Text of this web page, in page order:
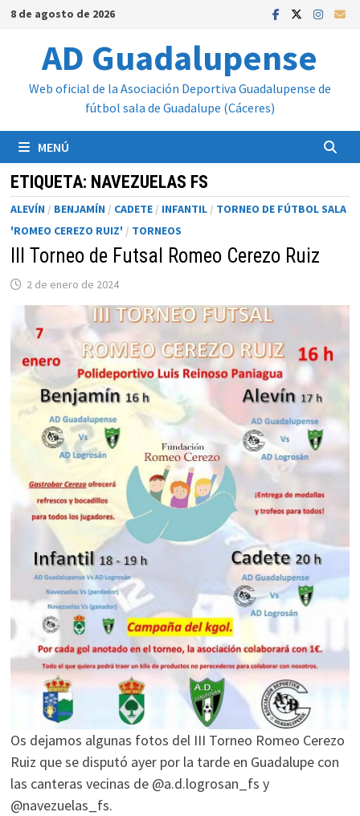
Saltar
contenido
8 de agosto de 2026
AD Guadalupense
Web oficial de la Asociación Deportiva Guadalupense de
fútbol sala de Guadalupe (Cáceres)
MENÚ
ETIQUETA: NAVEZUELAS FS
ALEVÍN / BENJAMÍN / CADETE/ INFANTIL/ TORNEO DE FÚTBOL SALA
'ROMEO CEREZO RUIZ' / TORNEOS
III Torneo de Futsal Romeo Cerezo Ruiz
2 de enero de 2024
Os dejamos algunas fotos del III Torneo Romeo Cerezo
Ruiz que se disputó ayer por la tarde en Guadalupe con
las canteras vecinas de @a.d.logrosan_fs y
@navezuelas_fs.